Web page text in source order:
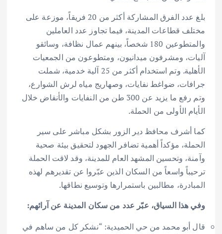
بلغ عدد الفرق المشاركة أكثر من 20 فريقاً، موزعة على
مختلف قطاعات المدينة، فيما تجاوز عدد العاملين
والمتطوعين 180 شخصاً، بينهم عمال نظافة، وسائقو
آليات، ومشرفون ميدانيون، ومتطوعون من الجمعيات
الأهلية. وتم استخدام أكثر من 25 آلية خدمية، شملت
جرافات، ضواغط نفايات، وصهاريج مياه لرش الشوارع،
وتم رفع ما يزيد عن 300 طن من النفايات والأنقاض خلال
الأيام الأولى من الحملة.
كما أشرف محافظ دير الزور بشكل مباشر على سير
الحملة، مؤكداً أهمية تضافر الجهود لتحقيق بيئة صحية
وآمنة، وتحسين المشهد العام للمدينة، وقد لاقت الحملة
ترحيباً واسعاً من السكان الذين عبّروا عن تقديرهم لهذه
المبادرة، مطالبين باستمرارها وتوسيع نطاقها.
وفي هذا السياق، عبّر عدد من سكان المدينة عن آرائهم:
قال أبو محمد من حي الحميدية: “نشكر كل من ساهم في